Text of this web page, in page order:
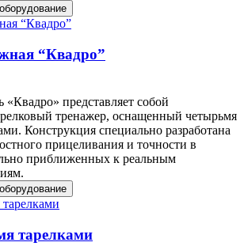
“Квадро”
представляет собой
тренажер, оснащенный четырьмя
Конструкция специально разработана
прицеливания и точности в
приближенных к реальным
тарелками